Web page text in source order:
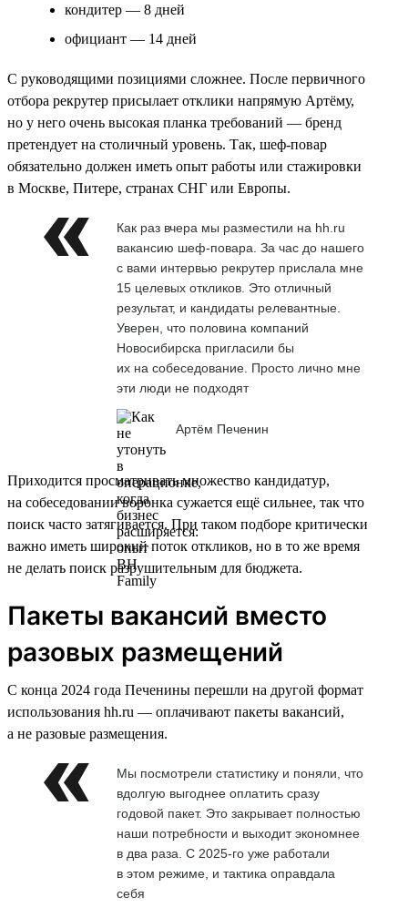
кондитер — 8 дней
официант — 14 дней
С руководящими позициями сложнее. После первичного
отбора рекрутер присылает отклики напрямую Артёму,
но у него очень высокая планка требований — бренд
претендует на столичный уровень. Так, шеф-повар
обязательно должен иметь опыт работы или стажировки
в Москве, Питере, странах СНГ или Европы.
Как раз вчера мы разместили на hh.ru
вакансию шеф-повара. За час до нашего
с вами интервью рекрутер прислала мне
15 целевых откликов. Это отличный
результат, и кандидаты релевантные.
Уверен, что половина компаний
Новосибирска пригласили бы
их на собеседование. Просто лично мне
эти люди не подходят
Артём Печенин
Приходится просматривать множество кандидатур,
на собеседовании воронка сужается ещё сильнее, так что
поиск часто затягивается. При таком подборе критически
важно иметь широкий поток откликов, но в то же время
не делать поиск разрушительным для бюджета.
Пакеты вакансий вместо
разовых размещений
С конца 2024 года Печенины перешли на другой формат
использования hh.ru — оплачивают пакеты вакансий,
а не разовые размещения.
Мы посмотрели статистику и поняли, что
вдолгую выгоднее оплатить сразу
годовой пакет. Это закрывает полностью
наши потребности и выходит экономнее
в два раза. С 2025-го уже работали
в этом режиме, и тактика оправдала
себя